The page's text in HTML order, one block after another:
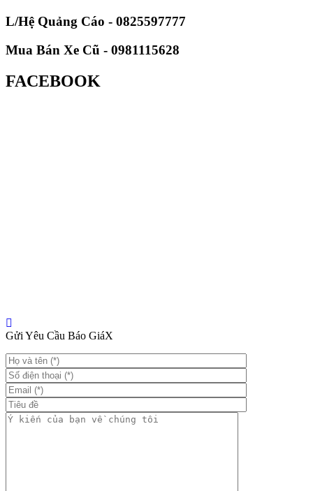
L/Hệ Quảng Cáo - 0825597777
Mua Bán Xe Cũ - 0981115628
FACEBOOK
Gửi Yêu Cầu Báo GiáX